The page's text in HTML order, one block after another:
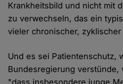
Krankheitsbild und nicht mit
zu verwechseln, das ein
vieler chronischer,
Und es sei Patientenschutz,
Bundesregierung verstünde,